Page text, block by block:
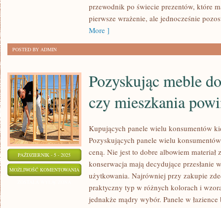
przewodnik po świecie prezentów, które
pierwsze wrażenie, ale jednocześnie
More ]
POSTED BY ADMIN
PAŹDZIERNIK - 5 - 2025
MOŻLIWOŚĆ KOMENTOWANIA
NASZEGO
Pozyskując meble
czy mieszkania
Kupujących panele wielu konsumentów
Pozyskujących panele wielu
ceną. Nie jest to dobre albowiem
konserwacja mają decydujące przesłanie
użytkowania. Najrówniej przy zakupie
praktyczny typ w różnych kolorach i
jednakże mądry wybór. Panele w